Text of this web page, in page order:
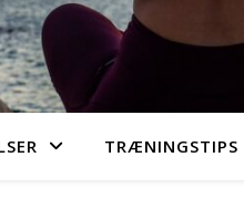
TRÆNINGSTIPS